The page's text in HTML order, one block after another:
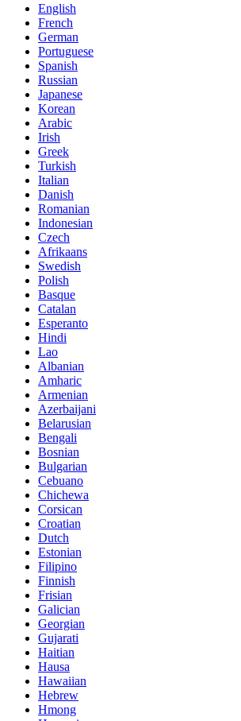
English
French
German
Portuguese
Spanish
Russian
Japanese
Korean
Arabic
Irish
Greek
Turkish
Italian
Danish
Romanian
Indonesian
Czech
Afrikaans
Swedish
Polish
Basque
Catalan
Esperanto
Hindi
Lao
Albanian
Amharic
Armenian
Azerbaijani
Belarusian
Bengali
Bosnian
Bulgarian
Cebuano
Chichewa
Corsican
Croatian
Dutch
Estonian
Filipino
Finnish
Frisian
Galician
Georgian
Gujarati
Haitian
Hausa
Hawaiian
Hebrew
Hmong